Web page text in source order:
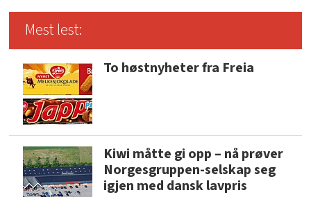
Mest lest:
To høstnyheter fra Freia
Kiwi måtte gi opp – nå prøver
Norgesgruppen-selskap seg
igjen med dansk lavpris